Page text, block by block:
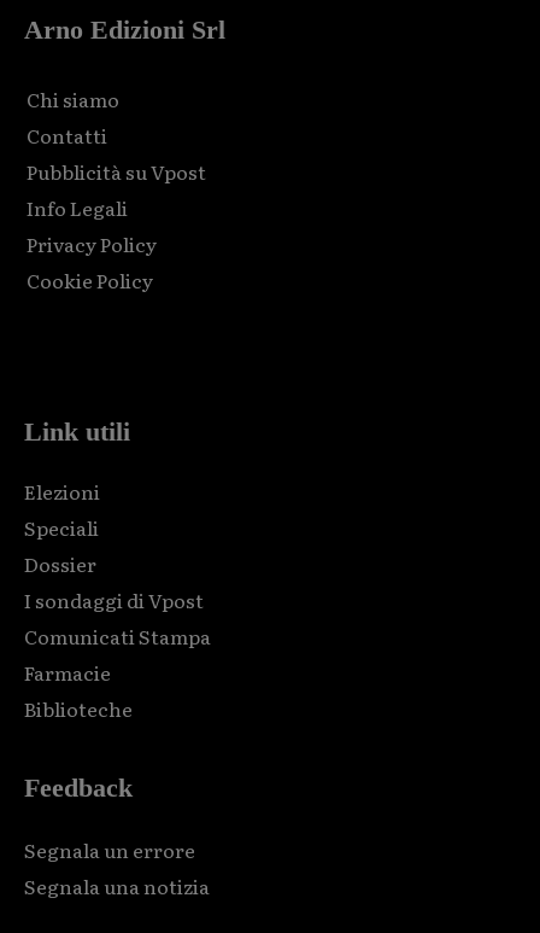
Arno Edizioni Srl
Chi siamo
Contatti
Pubblicità su Vpost
Info Legali
Privacy Policy
Cookie Policy
Link utili
Elezioni
Speciali
Dossier
I sondaggi di Vpost
Comunicati Stampa
Farmacie
Biblioteche
Feedback
Segnala un errore
Segnala una notizia